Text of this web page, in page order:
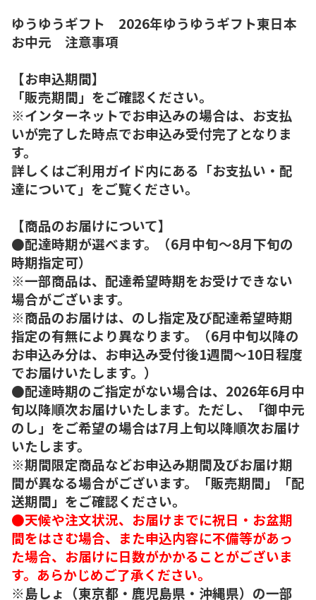
ゆうゆうギフト 2026年ゆうゆうギフト東日本
お中元 注意事項
【お申込期間】
「販売期間」をご確認ください。
※インターネットでお申込みの場合は、お支払
いが完了した時点でお申込み受付完了となりま
す。
詳しくはご利用ガイド内にある「お支払い・配
達について」をご覧ください。
【商品のお届けについて】
●配達時期が選べます。（6月中旬～8月下旬の
時期指定可）
※一部商品は、配達希望時期をお受けできない
場合がございます。
※商品のお届けは、のし指定及び配達希望時期
指定の有無により異なります。（6月中旬以降の
お申込み分は、お申込み受付後1週間～10日程度
でお届けいたします。）
●配達時期のご指定がない場合は、2026年6月中
旬以降順次お届けいたします。ただし、「御中元
のし」をご希望の場合は7月上旬以降順次お届け
いたします。
※期間限定商品などお申込み期間及びお届け期
間が異なる場合がございます。「販売期間」「配
送期間」をご確認ください。
●天候や注文状況、お届けまでに祝日・お盆期
間をはさむ場合、また申込内容に不備等があっ
た場合、お届けに日数がかかることがございま
す。あらかじめご了承ください。
※島しょ（東京都・鹿児島県・沖縄県）の一部